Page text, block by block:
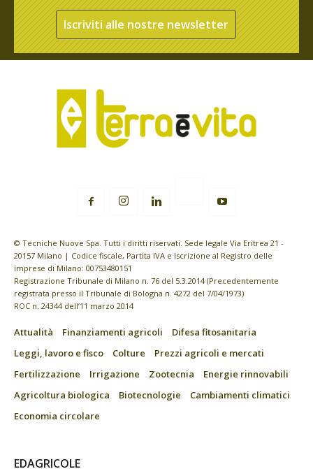
Iscriviti alle nostre newsletter
© Tecniche Nuove Spa. Tutti i diritti riservati. Sede legale Via Eritrea 21 -
20157 Milano | Codice fiscale, Partita IVA e Iscrizione al Registro delle
imprese di Milano: 00753480151
Registrazione Tribunale di Milano n. 76 del 5.3.2014 (Precedentemente
registrata presso il Tribunale di Bologna n. 4272 del 7/04/1973)
ROC n. 24344 dell’11 marzo 2014
Attualità Finanziamenti agricoli
Difesa fitosanitaria
Leggi, lavoro e fisco
Colture
Prezzi agricoli e mercati
Fertilizzazione
Irrigazione Zootecnia
Energie rinnovabili
Agricoltura biologica
Biotecnologie
Cambiamenti climatici
Economia circolare
EDAGRICOLE